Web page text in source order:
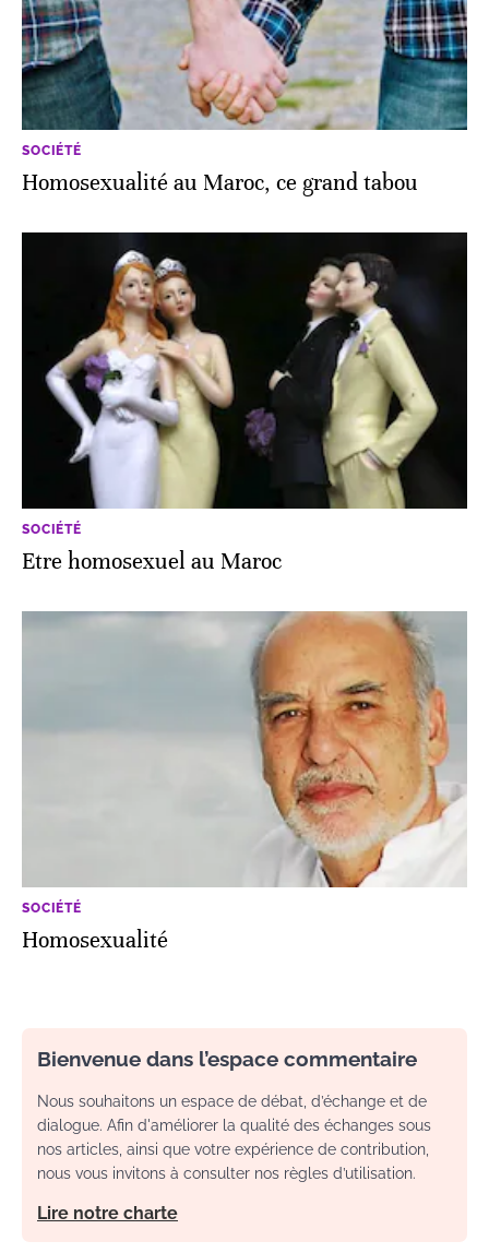
SOCIÉTÉ
Homosexualité au Maroc, ce grand tabou
SOCIÉTÉ
Etre homosexuel au Maroc
SOCIÉTÉ
Homosexualité
Bienvenue dans l’espace commentaire
Nous souhaitons un espace de débat, d’échange et de
dialogue. Afin d'améliorer la qualité des échanges sous
nos articles, ainsi que votre expérience de contribution,
nous vous invitons à consulter nos règles d’utilisation.
Lire notre charte